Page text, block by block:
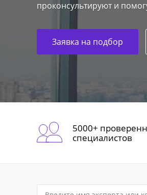
проконсультируют и
Заявка на подбор
5000+
специалистов